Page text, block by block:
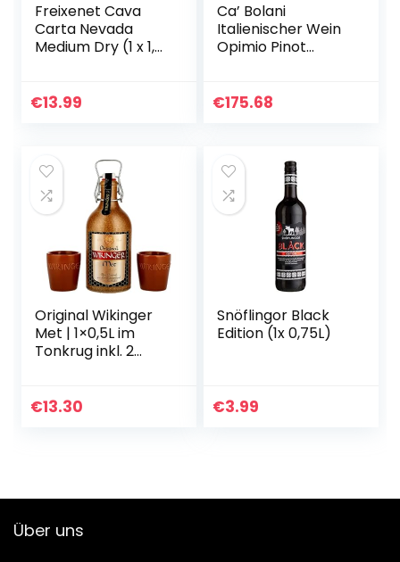
Freixenet Cava
Carta Nevada
Medium Dry (1 x 1,5
€13.99
Ca’ Bolani
Italienischer Wein
Opimio Pinot
in Holzkiste
€175.68
Original Wikinger
Met | 1×0,5L im
Tonkrug inkl. 2
historischen
€13.30
Snöflingor Black
Edition (1x 0,75L)
€3.99
Über uns